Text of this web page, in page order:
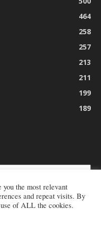
464
258
257
213
211
199
189
- Etnie -
you the most relevant
and repeat visits. By
of ALL the cookies.